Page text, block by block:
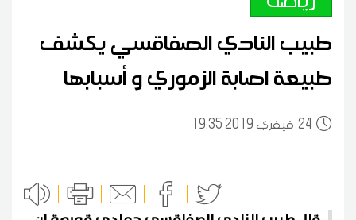
طبيب النادي الصفاقسي يكشف
طبيعة اصابة الزموري و أسبابها
24 19:35 2019 فيفري